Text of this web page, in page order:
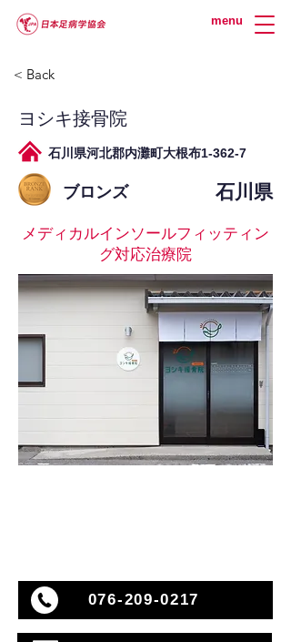
menu
< Back
ヨシキ接骨院
石川県河北郡内灘町大根布1-362-7
ブロンズ 石川県
メディカルインソールフィッティン
グ対応治療院
076-209-0217